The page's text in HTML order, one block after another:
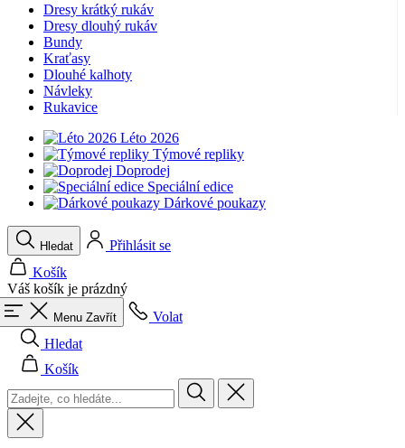
Dresy krátký rukáv
Dresy dlouhý rukáv
Bundy
Kraťasy
Dlouhé kalhoty
Návleky
Rukavice
Léto 2026
Týmové repliky
Doprodej
Speciální edice
Dárkové poukazy
Hledat
Přihlásit se
Košík
Váš košík je prázdný
Menu Zavřít
Volat
Hledat
Košík